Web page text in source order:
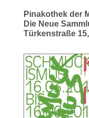
Pinakothek der
Die Neue
Türkenstraße 15,